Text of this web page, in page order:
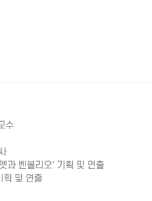
수
과 벤볼리오' 기획 및 연출
획 및 연출